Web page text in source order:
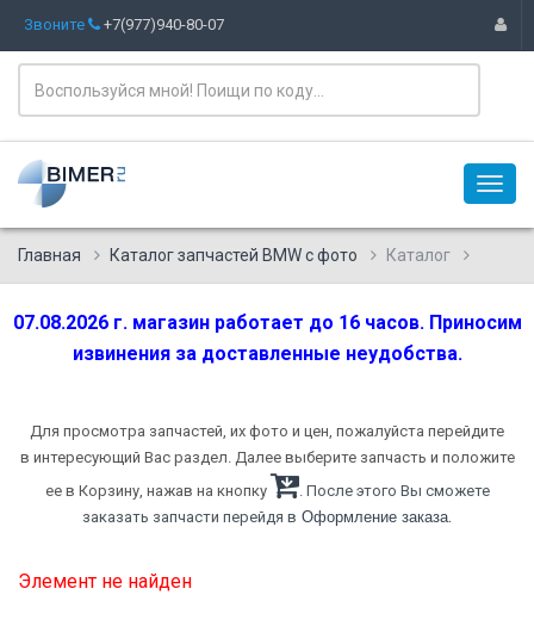
Звоните +7(977)940-80-07
Главная Каталог запчастей BMW с фото Каталог
07.08.2026 г. магазин работает до 16 часов. Приносим
извинения за доставленные неудобства.
Для просмотра запчастей, их фото и цен, пожалуйста перейдите
в интересующий Вас раздел. Далее выберите запчасть и положите
ее в Корзину, нажав на кнопку
. После этого Вы сможете
заказать запчасти перейдя в Оформление заказа.
Элемент не найден